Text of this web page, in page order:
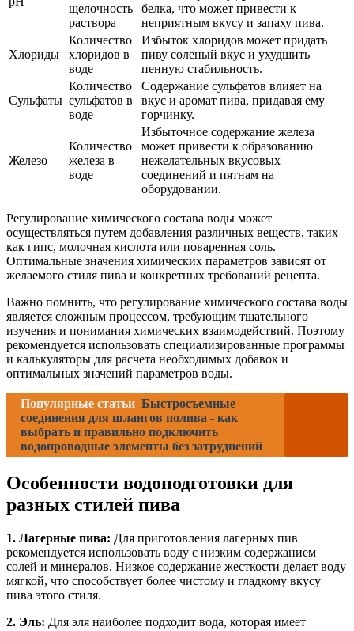
щелочность
раствора
белка, что может привести к
неприятным вкусу и запаху пива.
Хлориды
Количество
хлоридов в
воде
Избыток хлоридов может придать
пиву соленый вкус и ухудшить
пенную стабильность.
Сульфаты
Количество
сульфатов в
воде
Содержание сульфатов влияет на
вкус и аромат пива, придавая ему
горчинку.
Железо
Количество
железа в
воде
Избыточное содержание железа
может привести к образованию
нежелательных вкусовых
соединений и пятнам на
оборудовании.
Регулирование химического состава воды может
осуществляться путем добавления различных веществ, таких
как гипс, молочная кислота или поваренная соль.
Оптимальные значения химических параметров зависят от
желаемого стиля пива и конкретных требований рецепта.
Важно помнить, что регулирование химического состава воды
является сложным процессом, требующим тщательного
изучения и понимания химических взаимодействий. Поэтому
рекомендуется использовать специализированные программы
и калькуляторы для расчета необходимых добавок и
оптимальных значений параметров воды.
Популярные статьи Быстросъемные
соединения для шлангов полива - как
выбрать и правильно подключить
водопроводные элементы без затруднений
Особенности водоподготовки для
разных стилей пива
1. Лагерные пива: Для приготовления лагерных пив
рекомендуется использовать воду с низким содержанием
солей и минералов. Низкое содержание жесткости делает воду
мягкой, что способствует более чистому и гладкому вкусу
пива этого стиля.
2. Эль: Для эля наиболее подходит вода, которая имеет